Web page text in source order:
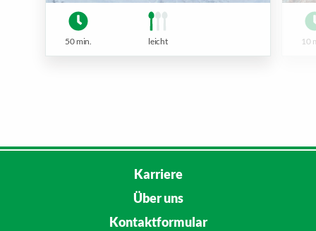
50 min. leicht 10
Karriere
Über uns
Kontaktformular